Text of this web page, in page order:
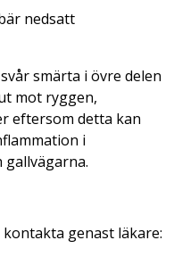
nedsatt
smärta i övre delen
mot ryggen,
eftersom detta kan
i
genast läkare: